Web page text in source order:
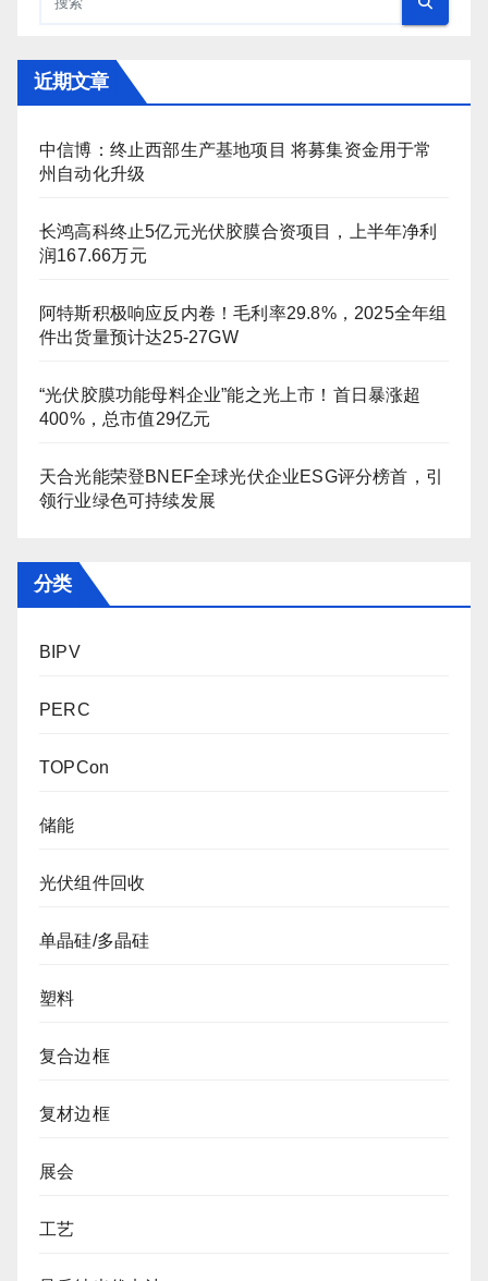
近期文章
中信博：终止西部生产基地项目 将募集资金用于常
州自动化升级
长鸿高科终止5亿元光伏胶膜合资项目，上半年净利
润167.66万元
阿特斯积极响应反内卷！毛利率29.8%，2025全年组
件出货量预计达25-27GW
“光伏胶膜功能母料企业”能之光上市！首日暴涨超
400%，总市值29亿元
天合光能荣登BNEF全球光伏企业ESG评分榜首，引
领行业绿色可持续发展
分类
BIPV
PERC
TOPCon
储能
光伏组件回收
单晶硅/多晶硅
塑料
复合边框
复材边框
展会
工艺